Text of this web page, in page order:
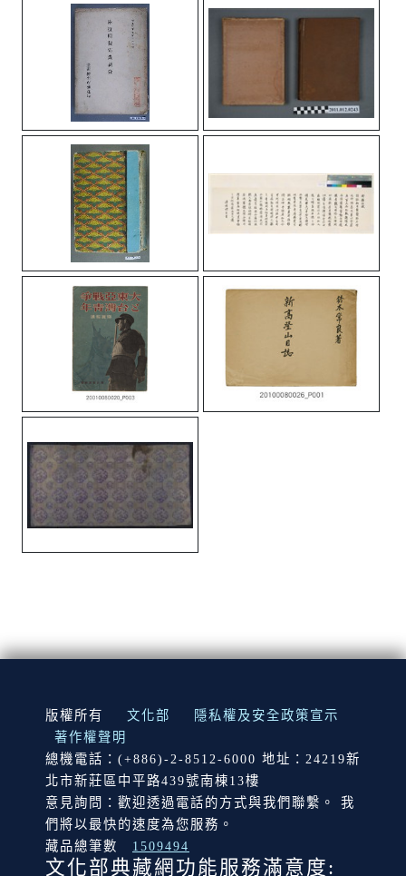
:::
版權所有 文化部
隱私權及安全政策宣示
著作權聲明
總機電話：(+886)-2-8512-6000 地址：24219新
北市新莊區中平路439號南棟13樓
意見詢問：歡迎透過電話的方式與我們聯繫。 我
們將以最快的速度為您服務。
藏品總筆數
1509494
文化部典藏網功能服務滿意度: